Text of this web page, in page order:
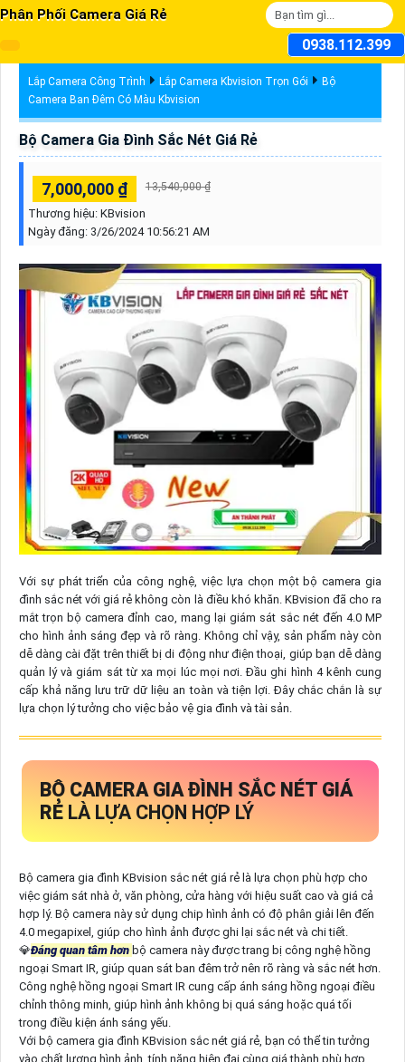
Phân Phối Camera Giá Rẻ
0938.112.399
Lắp Camera Công Trình Lắp Camera Kbvision Trọn Gói
Bộ
Camera Ban Đêm Có Màu Kbvision
Bộ Camera Gia Đình Sắc Nét Giá Rẻ
7,000,000 ₫ 13,540,000 ₫
Thương hiệu: KBvision
Ngày đăng: 3/26/2024 10:56:21 AM
Với sự phát triển của công nghệ, việc lựa chọn một bộ camera gia
đình sắc nét với giá rẻ không còn là điều khó khăn. KBvision đã cho ra
mắt trọn bộ camera đỉnh cao, mang lại giám sát sắc nét đến 4.0 MP
cho hình ảnh sáng đẹp và rõ ràng. Không chỉ vậy, sản phẩm này còn
dễ dàng cài đặt trên thiết bị di động như điện thoại, giúp bạn dễ dàng
quản lý và giám sát từ xa mọi lúc mọi nơi. Đầu ghi hình 4 kênh cung
cấp khả năng lưu trữ dữ liệu an toàn và tiện lợi. Đây chắc chắn là sự
lựa chọn lý tưởng cho việc bảo vệ gia đình và tài sản.
BỘ CAMERA GIA ĐÌNH SẮC NÉT GIÁ
RẺLÀ LỰA CHỌN HỢP LÝ
Bộ camera gia đình KBvision sắc nét giá rẻ là lựa chọn phù hợp cho
việc giám sát nhà ở, văn phòng, cửa hàng với hiệu suất cao và giá cả
hợp lý. Bộ camera này sử dụng chip hình ảnh có độ phân giải lên đến
4.0 megapixel, giúp cho hình ảnh được ghi lại sắc nét và chi tiết.
💎Đáng quan tâm hơn bộ camera này được trang bị công nghệ hồng
ngoại Smart IR, giúp quan sát ban đêm trở nên rõ ràng và sắc nét hơn.
Công nghệ hồng ngoại Smart IR cung cấp ánh sáng hồng ngoại điều
chỉnh thông minh, giúp hình ảnh không bị quá sáng hoặc quá tối
trong điều kiện ánh sáng yếu.
Với bộ camera gia đình KBvision sắc nét giá rẻ, bạn có thể tin tưởng
vào chất lượng hình ảnh, tính năng hiện đại cùng giá thành phù hợp,